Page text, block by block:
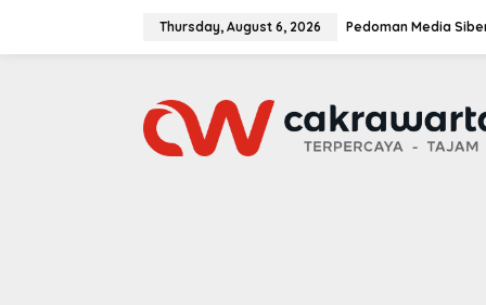
Thursday, August 6, 2026 Pedoman Media